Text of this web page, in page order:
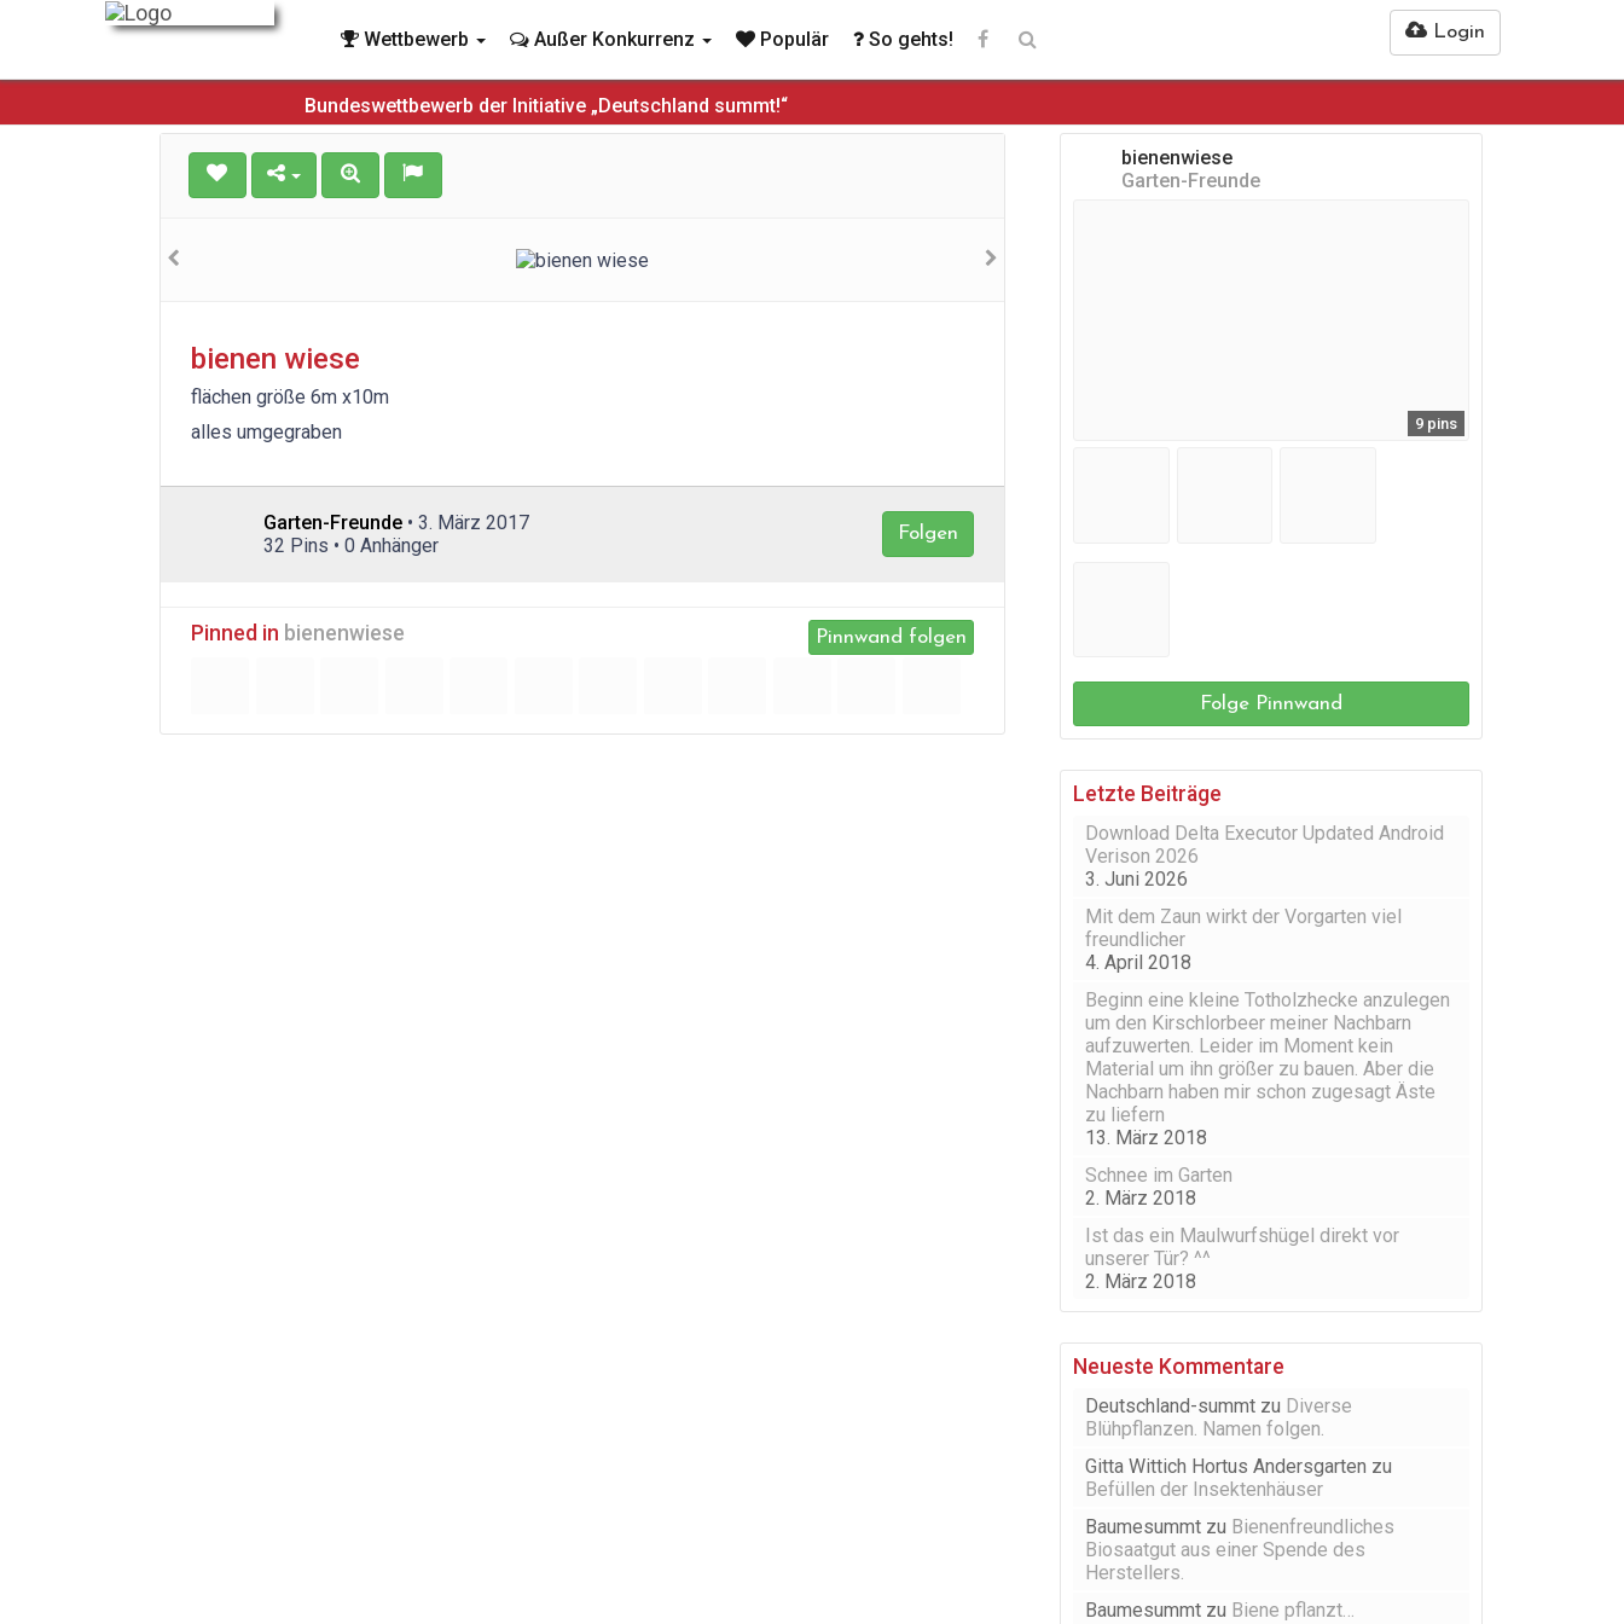
Login
Wettbewerb Außer Konkurrenz Populär So gehts!
Bundeswettbewerb der Initiative „Deutschland summt!“
bienen wiese
flächen größe 6m x10m
alles umgegraben
Folgen
Garten-Freunde • 3. März 2017
32 Pins • 0 Anhänger
Pinnwand folgen
Pinned in bienenwiese
bienenwiese
Garten-Freunde
9 pins
Folge Pinnwand
Letzte Beiträge
Download Delta Executor Updated Android
Verison 2026
3. Juni 2026
Mit dem Zaun wirkt der Vorgarten viel
freundlicher
4. April 2018
Beginn eine kleine Totholzhecke anzulegen
um den Kirschlorbeer meiner Nachbarn
aufzuwerten. Leider im Moment kein
Material um ihn größer zu bauen. Aber die
Nachbarn haben mir schon zugesagt Äste
zu liefern
13. März 2018
Schnee im Garten
2. März 2018
Ist das ein Maulwurfshügel direkt vor
unserer Tür? ^^
2. März 2018
Neueste Kommentare
Deutschland-summt zu Diverse
Blühpflanzen. Namen folgen.
Gitta Wittich Hortus Andersgarten zu
Befüllen der Insektenhäuser
Baumesummt zu Bienenfreundliches
Biosaatgut aus einer Spende des
Herstellers.
Baumesummt zu Biene pflanzt…